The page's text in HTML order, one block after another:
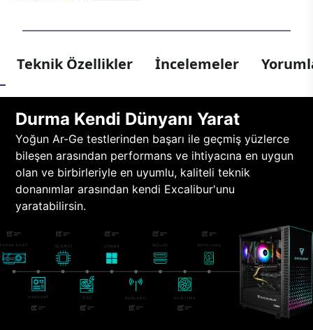
Teknik Özellikler İncelemeler
Durma Kendi Dünyanı Yarat
Yoğun Ar-Ge testlerinden başarı ile geçmiş yüzlerce
bileşen arasından performans ve ihtiyacına en uygun
olan ve birbirleriyle en uyumlu, kaliteli teknik
donanımlar arasından kendi Excalibur'unu
yaratabilirsin.